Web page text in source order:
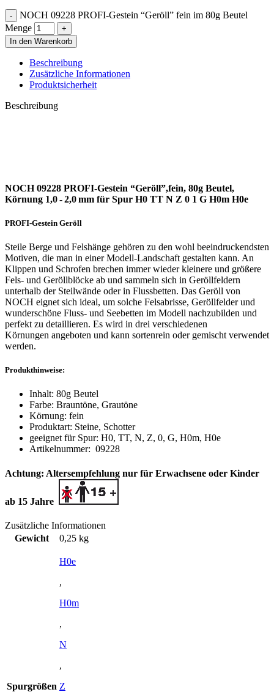
NOCH 09228 PROFI-Gestein “Geröll” fein im 80g Beutel
Menge
In den Warenkorb
Beschreibung
Zusätzliche Informationen
Produktsicherheit
Beschreibung
NOCH 09228 PROFI-Gestein “Geröll”,fein, 80g Beutel,
Körnung 1,0 - 2,0 mm für Spur H0 TT N Z 0 1 G H0m H0e
PROFI-Gestein Geröll
Steile Berge und Felshänge gehören zu den wohl beeindruckendsten
Motiven, die man in einer Modell-Landschaft gestalten kann. An
Klippen und Schrofen brechen immer wieder kleinere und größere
Fels- und Geröllblöcke ab und sammeln sich in Geröllfeldern
unterhalb der Steilwände oder in Flussbetten. Das Geröll von
NOCH eignet sich ideal, um solche Felsabrisse, Geröllfelder und
wunderschöne Fluss- und Seebetten im Modell nachzubilden und
perfekt zu detaillieren. Es wird in drei verschiedenen
Körnungen angeboten und kann sortenrein oder gemischt verwendet
werden.
Produkthinweise:
Inhalt: 80g Beutel
Farbe: Brauntöne, Grautöne
Körnung: fein
Produktart: Steine, Schotter
geeignet für Spur: H0, TT, N, Z, 0, G, H0m, H0e
Artikelnummer: 09228
Achtung: Altersempfehlung nur für Erwachsene oder Kinder
ab 15 Jahre
Zusätzliche Informationen
Gewicht
0,25 kg
Spurgrößen
H0e
,
H0m
,
N
,
Z